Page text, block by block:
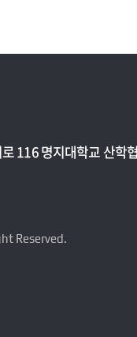
116 명지대학교 산학
Reserved.